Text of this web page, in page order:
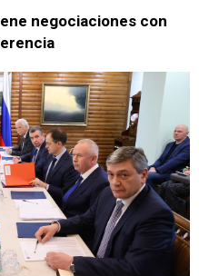
negociaciones con